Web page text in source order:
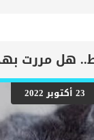
من وزنها
فقدان الكلب لوزنه
تطرأ على سلوك أكل
ايضا: أسباب وعلاج
عند الكلاب رغم ان
تماما لمالك الكلب
تكون عظام الضلوع
23 أكتوبر 2022